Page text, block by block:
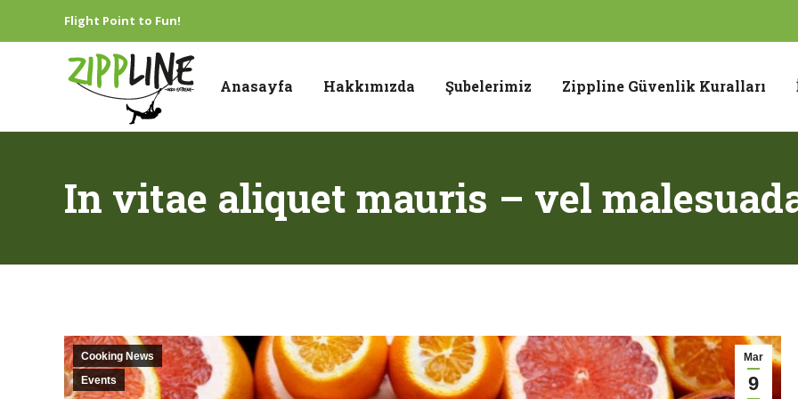
Flight Point to Fun!
Anasayfa Hakkımızda Şubelerimiz Zippline Güvenlik Kuralları
In vitae aliquet mauris – vel
Mar
9
Cooking News
Events